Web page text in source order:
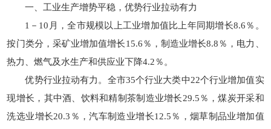
一、工业生产增势平稳，优势行业拉动有力
1－10月，全市规模以上工业增加值比上年同期增长8.6％。
按门类分，采矿业增加值增长15.6％，制造业增长8.8％，电力、
热力、燃气及水生产和供应业下降4.2％。
优势行业拉动有力。全市35个行业大类中22个行业增加值实
现增长，其中酒、饮料和精制茶制造业增长29.5％，煤炭开采和
洗选业增长20.3％，汽车制造业增长12.5％，烟草制品业增加值